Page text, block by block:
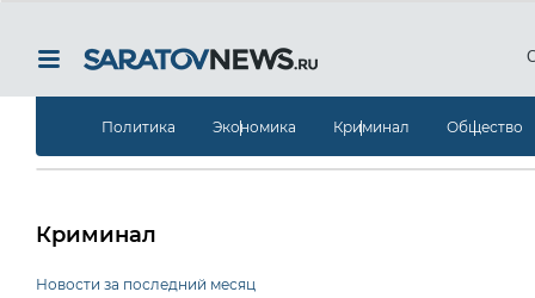
Политика Экономика Криминал Общество
Криминал
Новости за последний месяц